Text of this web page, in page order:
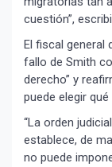
cuestión”,
El fiscal general
fallo de Smith
derecho” y
puede elegir
“La orden
establece, de
no puede